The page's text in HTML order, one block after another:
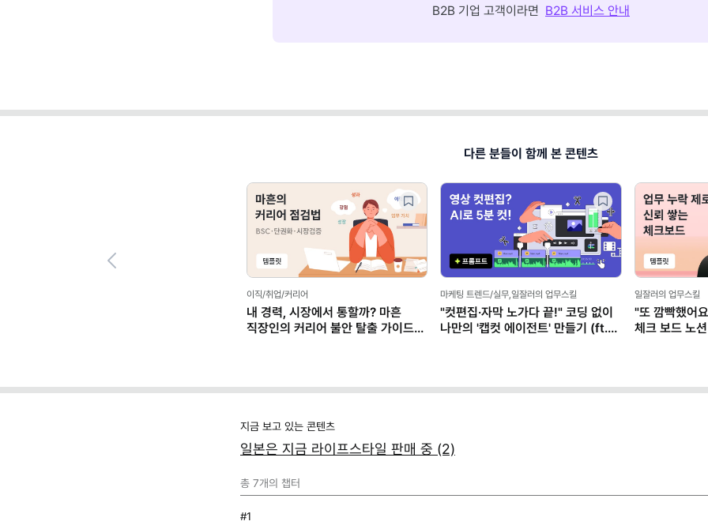
B2B 기업 고객이라면 B2B 서비스 안내
다른 분들이 함께 본 콘텐츠
이직/취업/커리어
내 경력, 시장에서 통할까? 마흔
직장인의 커리어 불안 탈출 가이드
마케팅 트렌드/실무,일잘러의 업무스킬
"컷편집·자막 노가다 끝!" 코딩 없이
나만의 '캡컷 에이전트' 만들기 (ft.
일잘러의 업무스킬
"또 깜빡했어
체크 보드 노
지금 보고 있는 콘텐츠
일본은 지금 라이프스타일 판매 중 (2)
총 7개의 챕터
#1